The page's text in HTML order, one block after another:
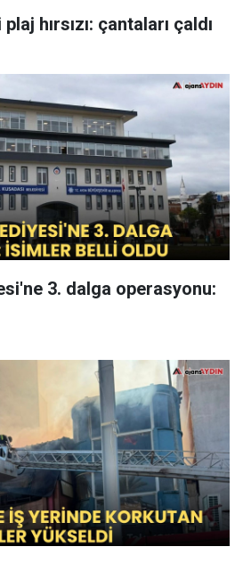
hırsızı: çantaları çaldı
3. dalga operasyonu: